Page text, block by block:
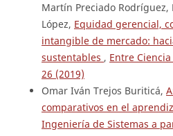
Martín Preciado Rodríguez,
López, Equidad gerencial,
intangible de mercado:
sustentables , Entre
26 (2019)
Omar Iván Trejos Buriticá,
comparativos en el
Ingeniería de Sistemas a